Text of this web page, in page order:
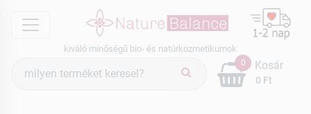
menu
kiváló minőségű bio- és natúrkozmetikumok
keresés
0
0 Ft
Kosár